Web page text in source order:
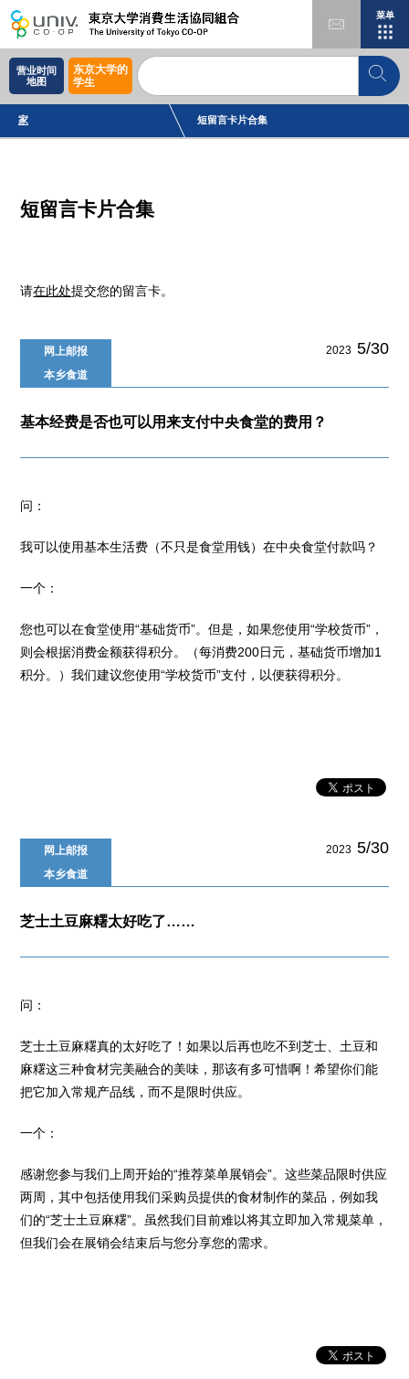
菜单
营业时间
地图
东京大学的
学生
家 短留言卡片合集
短留言卡片合集
请在此处提交您的留言卡。
网上邮报
本乡食道
2023 5/30
基本经费是否也可以用来支付中央食堂的费用？
问：
我可以使用基本生活费（不只是食堂用钱）在中央食堂付款吗？
一个：
您也可以在食堂使用“基础货币”。但是，如果您使用“学校货币”，
则会根据消费金额获得积分。（每消费200日元，基础货币增加1
积分。）我们建议您使用“学校货币”支付，以便获得积分。
网上邮报
本乡食道
2023 5/30
芝士土豆麻糬太好吃了……
问：
芝士土豆麻糬真的太好吃了！如果以后再也吃不到芝士、土豆和
麻糬这三种食材完美融合的美味，那该有多可惜啊！希望你们能
把它加入常规产品线，而不是限时供应。
一个：
感谢您参与我们上周开始的“推荐菜单展销会”。这些菜品限时供应
两周，其中包括使用我们采购员提供的食材制作的菜品，例如我
们的“芝士土豆麻糬”。虽然我们目前难以将其立即加入常规菜单，
但我们会在展销会结束后与您分享您的需求。